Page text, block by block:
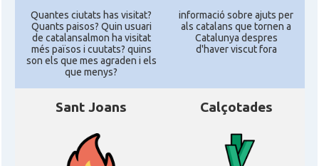
Quantes ciutats has visitat?
Quants paisos? Quin usuari
de catalansalmon ha visitat
més països i cuutats? quins
son els que mes agraden i els
que menys?
informació sobre ajuts per
als catalans que tornen a
Catalunya despres
d'haver viscut fora
Sant Joans Calçotades